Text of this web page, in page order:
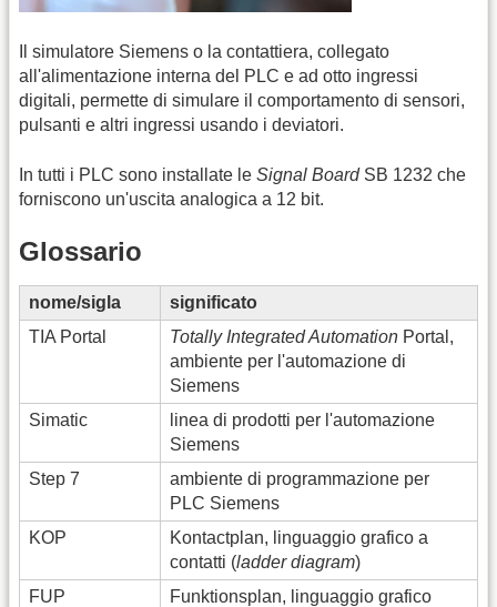
Il simulatore Siemens o la contattiera, collegato
all'alimentazione interna del PLC e ad otto ingressi
digitali, permette di simulare il comportamento di sensori,
pulsanti e altri ingressi usando i deviatori.
In tutti i PLC sono installate le Signal BoardSB 1232 che
forniscono un'uscita analogica a 12 bit.
Glossario
nome/sigla
significato
TIA Portal
Totally Integrated Automation Portal,
ambiente per l'automazione di
Siemens
Simatic
linea di prodotti per l'automazione
Siemens
Step 7
ambiente di programmazione per
PLC Siemens
KOP
Kontactplan, linguaggio grafico a
contatti (ladder diagram)
FUP
Funktionsplan, linguaggio grafico